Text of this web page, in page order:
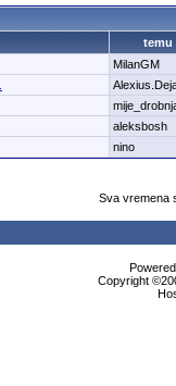
temu
MilanGM
aleksbosh
nino
Sva vremena
Copyright